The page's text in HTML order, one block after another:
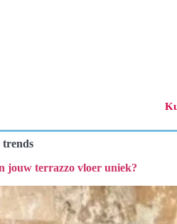
trends
jouw terrazzo vloer uniek?